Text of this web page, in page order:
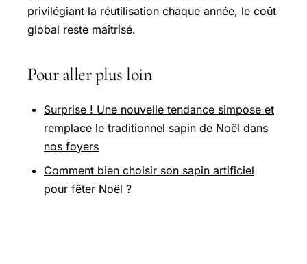
privilégiant la réutilisation chaque année, le coût
global reste maîtrisé.
Pour aller plus loin
Surprise ! Une nouvelle tendance simpose et
remplace le traditionnel sapin de Noël dans
nos foyers
Comment bien choisir son sapin artificiel
pour fêter Noël ?